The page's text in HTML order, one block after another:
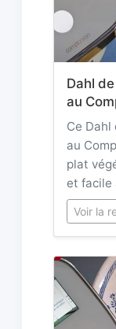
Dahl
au
Ce
au
plat
et facile
Voir la